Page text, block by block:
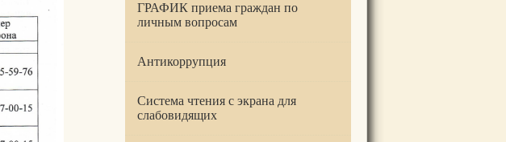
ГРАФИК приема граждан по
личным вопросам
Антикоррупция
Система чтения с экрана для
слабовидящих